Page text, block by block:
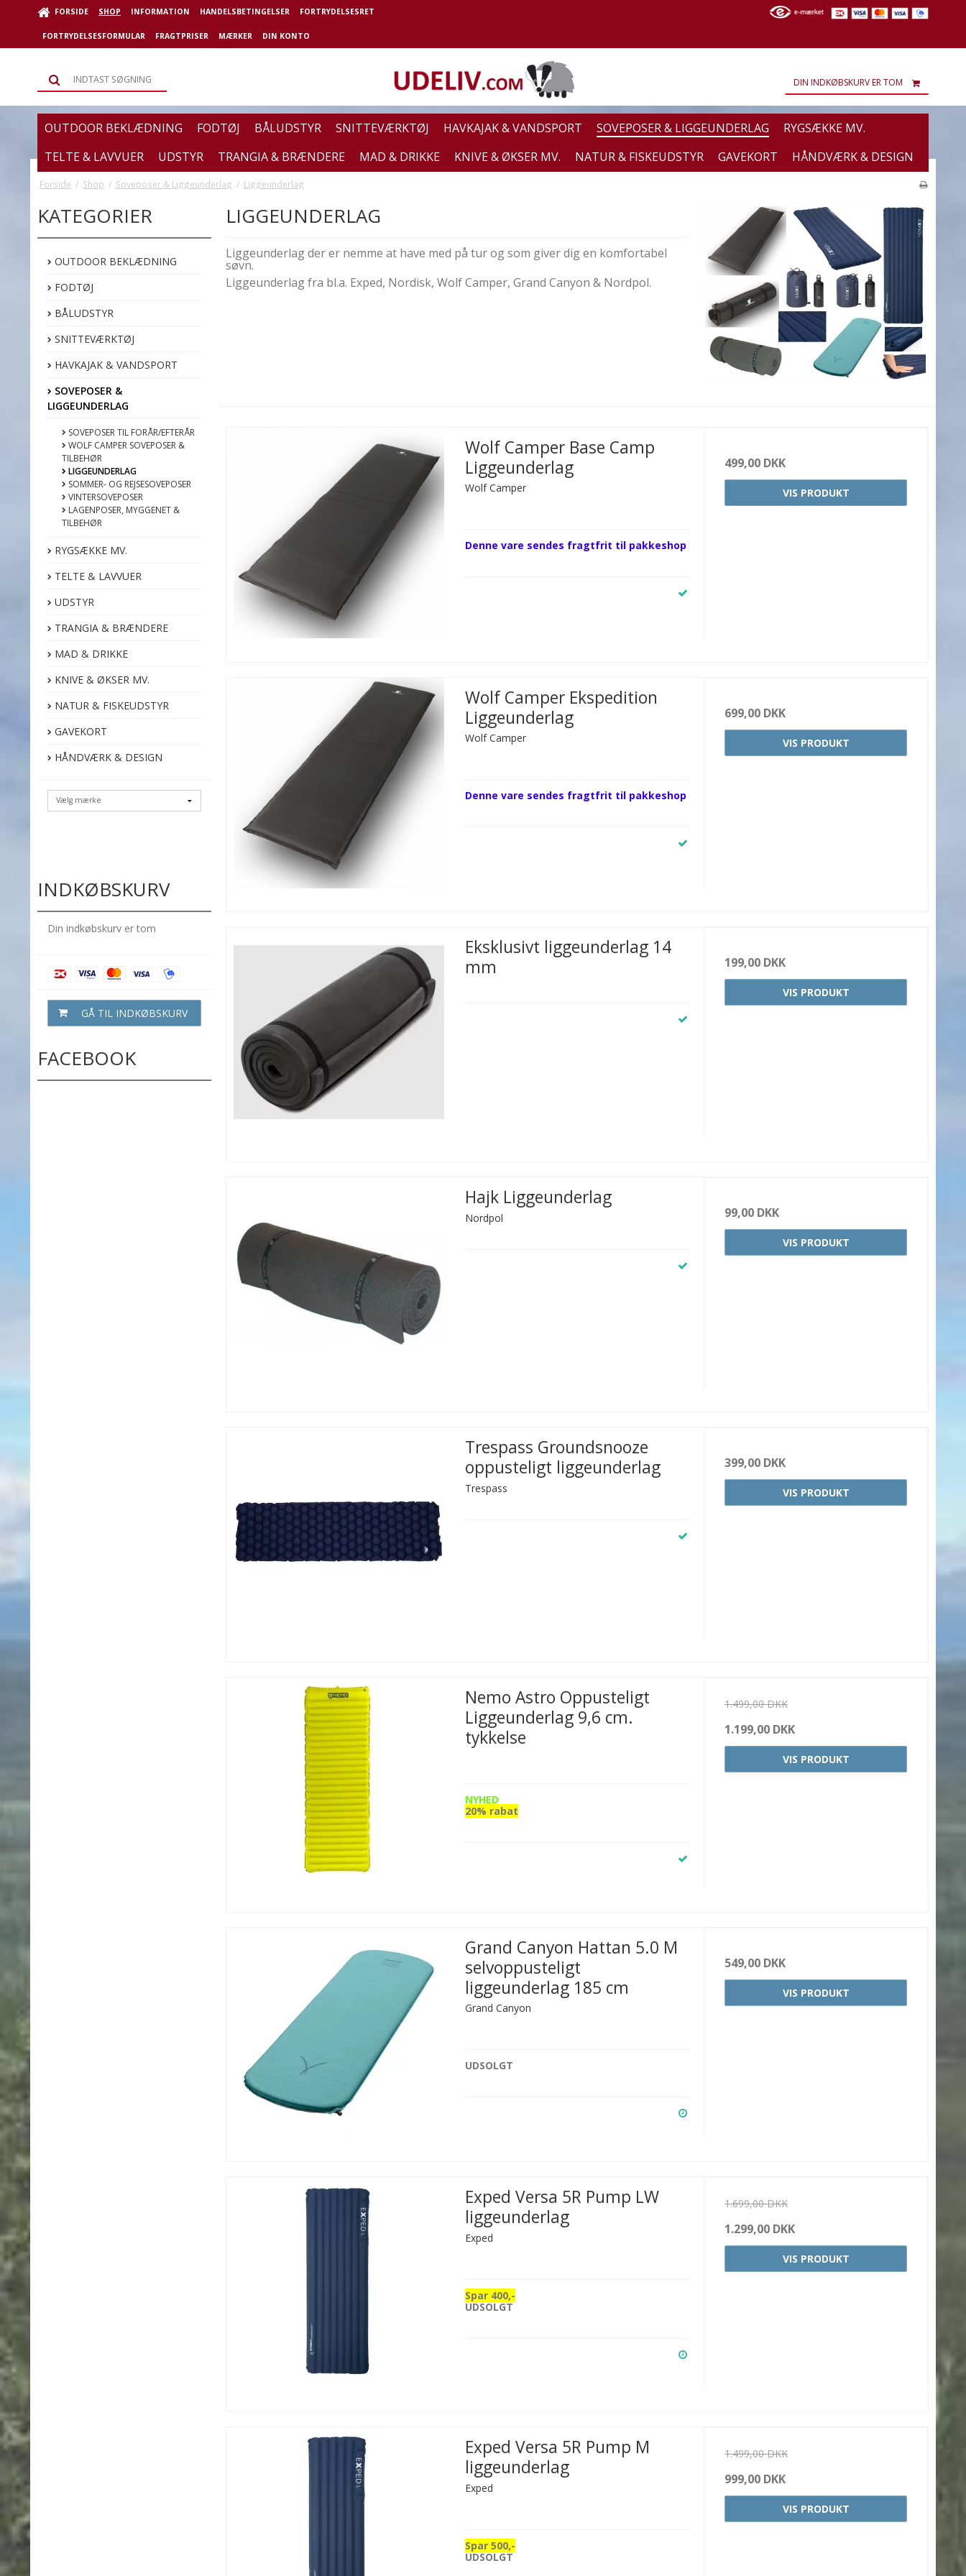
FORSIDE SHOP INFORMATION HANDELSBETINGELSER FORTRYDELSESRET
FORTRYDELSESFORMULAR FRAGTPRISER MÆRKER DIN KONTO
DIN INDKØBSKURV ER TOM
OUTDOOR BEKLÆDNING FODTØJ BÅLUDSTYR SNITTEVÆRKTØJ HAVKAJAK & VANDSPORT SOVEPOSER & LIGGEUNDERLAG
RYGSÆKKE MV.
TELTE & LAVVUER
UDSTYR TRANGIA & BRÆNDERE MAD & DRIKKE KNIVE & ØKSER MV. NATUR & FISKEUDSTYR GAVEKORT HÅNDVÆRK & DESIGN
Forside / Shop / Soveposer & Liggeunderlag / Liggeunderlag
KATEGORIER
OUTDOOR BEKLÆDNING
FODTØJ
BÅLUDSTYR
SNITTEVÆRKTØJ
HAVKAJAK & VANDSPORT
SOVEPOSER &
LIGGEUNDERLAG
SOVEPOSER TIL FORÅR/EFTERÅR
WOLF CAMPER SOVEPOSER &
TILBEHØR
LIGGEUNDERLAG
SOMMER- OG REJSESOVEPOSER
VINTERSOVEPOSER
LAGENPOSER, MYGGENET &
TILBEHØR
RYGSÆKKE MV.
TELTE & LAVVUER
UDSTYR
TRANGIA & BRÆNDERE
MAD & DRIKKE
KNIVE & ØKSER MV.
NATUR & FISKEUDSTYR
GAVEKORT
HÅNDVÆRK & DESIGN
INDKØBSKURV
Din indkøbskurv er tom
GÅ TIL INDKØBSKURV
FACEBOOK
LIGGEUNDERLAG
Liggeunderlag der er nemme at have med på tur og som giver dig en komfortabel
søvn.
Liggeunderlag fra bl.a. Exped, Nordisk, Wolf Camper, Grand Canyon & Nordpol.
Wolf Camper Base Camp
Liggeunderlag
Wolf Camper
Denne vare sendes fragtfrit til pakkeshop
499,00 DKK
VIS PRODUKT
Wolf Camper Ekspedition
Liggeunderlag
Wolf Camper
Denne vare sendes fragtfrit til pakkeshop
699,00 DKK
VIS PRODUKT
Eksklusivt liggeunderlag 14
mm
199,00 DKK
VIS PRODUKT
Hajk Liggeunderlag
Nordpol 99,00 DKK
VIS PRODUKT
Trespass Groundsnooze
oppusteligt liggeunderlag
Trespass
399,00 DKK
VIS PRODUKT
Nemo Astro Oppusteligt
Liggeunderlag 9,6 cm.
tykkelse
NYHED
20% rabat
1.499,00 DKK
1.199,00 DKK
VIS PRODUKT
Grand Canyon Hattan 5.0 M
selvoppusteligt
liggeunderlag 185 cm
Grand Canyon
UDSOLGT
549,00 DKK
VIS PRODUKT
Exped Versa 5R Pump LW
liggeunderlag
Exped
Spar 400,-
UDSOLGT
1.699,00 DKK
1.299,00 DKK
VIS PRODUKT
Exped Versa 5R Pump M
liggeunderlag
Exped
Spar 500,-
UDSOLGT
1.499,00 DKK
999,00 DKK
VIS PRODUKT